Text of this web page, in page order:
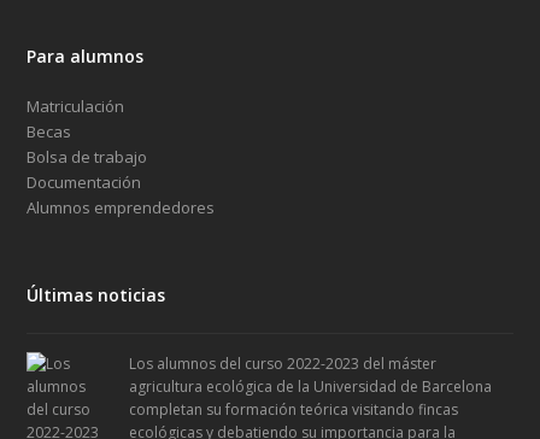
Para alumnos
Matriculación
Becas
Bolsa de trabajo
Documentación
Alumnos emprendedores
Últimas noticias
Los alumnos del curso 2022-2023 del máster
agricultura ecológica de la Universidad de Barcelona
completan su formación teórica visitando fincas
ecológicas y debatiendo su importancia para la